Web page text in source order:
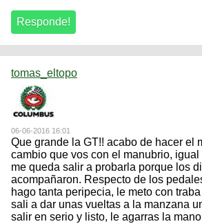
tomas_eltopo
06-06-2016 16:01
Que grande la GT!! acabo de hacer el
cambio que vos con el manubrio, igual
me queda salir a probarla porque los
acompañaron. Respecto de los
hago tanta peripecia, le meto con
sali a dar unas vueltas a la manzana
salir en serio y listo, le agarras la